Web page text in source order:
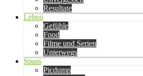
Resultate
Leben
Gefühle
Food
Filme und Serien
Unterwegs
Spass
Picdump